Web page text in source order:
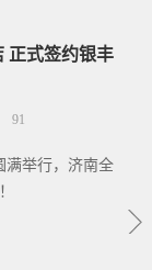
正式签约银丰
91
满举行，济南全